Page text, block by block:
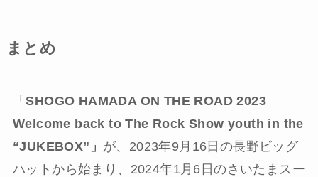
まとめ
「SHOGO HAMADA ON THE ROAD 2023
Welcome back to The Rock Show youth in the
“JUKEBOX”」 が、2023年9月16日の長野ビッグ
ハットから始まり、2024年1月6日のさいたまスー